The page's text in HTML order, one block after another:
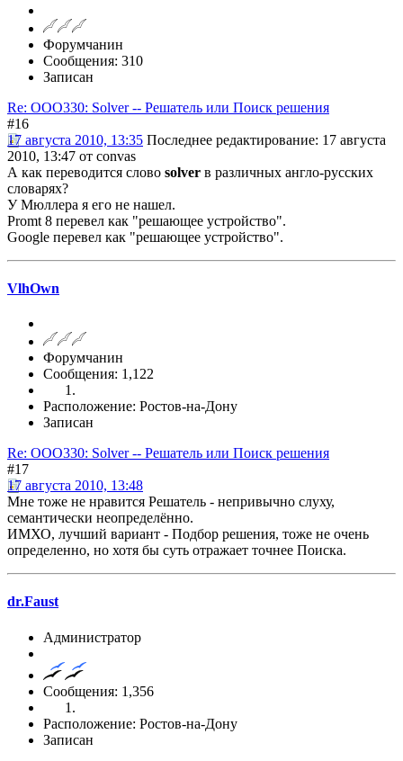
Форумчанин
Сообщения: 310
Записан
Re: OOO330: Solver -- Решатель или Поиск решения
#16
17 августа 2010, 13:35 Последнее редактирование: 17 августа
2010, 13:47 от convas
А как переводится слово solver в различных англо-русских
словарях?
У Мюллера я его не нашел.
Promt 8 перевел как "решающее устройство".
Google перевел как "решающее устройство".
VlhOwn
Форумчанин
Сообщения: 1,122
Расположение: Ростов-на-Дону
Записан
Re: OOO330: Solver -- Решатель или Поиск решения
#17
17 августа 2010, 13:48
Мне тоже не нравится Решатель - непривычно слуху,
семантически неопределённо.
ИМХО, лучший вариант - Подбор решения, тоже не очень
определенно, но хотя бы суть отражает точнее Поиска.
dr.Faust
Администратор
Сообщения: 1,356
Расположение: Ростов-на-Дону
Записан